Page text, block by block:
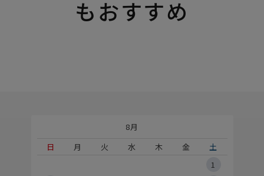
もおすすめ
8月
日
月 火 水 木 金
土
1